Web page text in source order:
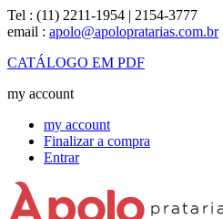
Tel : (11) 2211-1954 | 2154-3777
email : apolo@apolopratarias.com.br
CATÁLOGO EM PDF
my account
my account
Finalizar a compra
Entrar